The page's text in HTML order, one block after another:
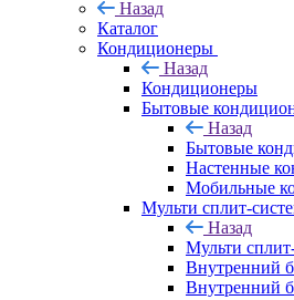
Назад
Каталог
Кондиционеры
Назад
Кондиционеры
Бытовые
Назад
Бытовые
Настенные
Мобильные
Мульти сплит-
Назад
Мульти
Внутренний
Внутренний